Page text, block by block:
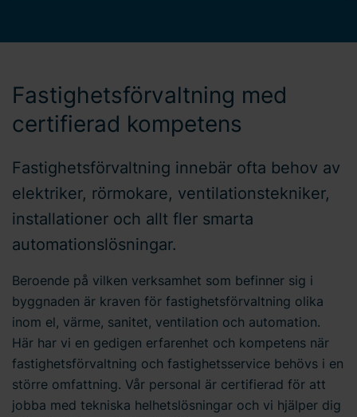
Fastighetsförvaltning med
certifierad kompetens
Fastighetsförvaltning innebär ofta behov av
elektriker, rörmokare, ventilationstekniker,
installationer och allt fler smarta
automationslösningar.
Beroende på vilken verksamhet som befinner sig i
byggnaden är kraven för fastighetsförvaltning olika
inom el, värme, sanitet, ventilation och automation.
Här har vi en gedigen erfarenhet och kompetens när
fastighetsförvaltning och fastighetsservice behövs i en
större omfattning. Vår personal är certifierad för att
jobba med tekniska helhetslösningar och vi hjälper dig